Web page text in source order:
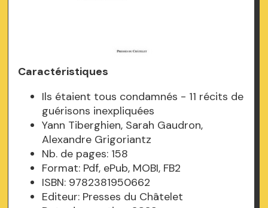
Caractéristiques
Ils étaient tous condamnés - 11 récits de
guérisons inexpliquées
Yann Tiberghien, Sarah Gaudron,
Alexandre Grigoriantz
Nb. de pages: 158
Format: Pdf, ePub, MOBI, FB2
ISBN: 9782381950662
Editeur: Presses du Châtelet